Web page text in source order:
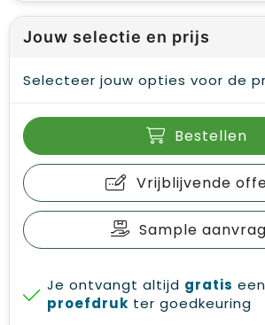
Jouw selectie en prijs
Selecteer jouw opties voor de
Bestellen
Vrijblijvende
Sample
Je ontvangt altijd gratis een
proefdruk ter goedkeuring